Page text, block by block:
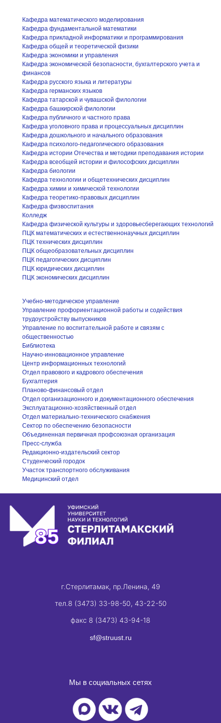
Кафедра математического моделирования
Кафедра фундаментальной математики
Кафедра прикладной информатики и программирования
Кафедра общей и теоретической физики
Кафедра экономики и управления
Кафедра экономической безопасности, бухгалтерского учета и
финансов
Кафедра русского языка и литературы
Кафедра германских языков
Кафедра татарской и чувашской филологии
Кафедра башкирской филологии
Кафедра публичного и частного права
Кафедра уголовного права и процессуальных дисциплин
Кафедра дошкольного и начального образования
Кафедра психолого-педагогического образования
Кафедра истории Отечества и методики преподавания истории
Кафедра всеобщей истории и философских дисциплин
Кафедра биологии
Кафедра технологии и общетехнических дисциплин
Кафедра химии и химической технологии
Кафедра теоретико-правовых дисциплин
Кафедра физвоспитания
Колледж
Кафедра физической культуры и здоровьесберегающих технологий
ПЦК математических и естественнонаучных дисциплин
ПЦК технических дисциплин
ПЦК общеобразовательных дисциплин
ПЦК педагогических дисциплин
ПЦК юридических дисциплин
ПЦК экономических дисциплин
Учебно-методическое управление
Управление профориентационной работы и содействия
трудоустройству выпускников
Управление по воспитательной работе и связям с
общественностью
Библиотека
Научно-инновационное управление
Центр информационных технологий
Отдел правового и кадрового обеспечения
Бухгалтерия
Планово-финансовый отдел
Отдел организационного и документационного обеспечения
Эксплуатационно-хозяйственный отдел
Отдел материально-технического снабжения
Сектор по обеспечению безопасности
Объединенная первичная профсоюзная организация
Пресс-служба
Редакционно-издательский сектор
Студенческий городок
Участок транспортного обслуживания
Медицинский отдел
г.Стерлитамак, пр.Ленина, 49
тел.8 (3473) 33-98-50, 43-22-50
факс 8 (3473) 43-94-18
sf@struust.ru
Мы в социальных сетях